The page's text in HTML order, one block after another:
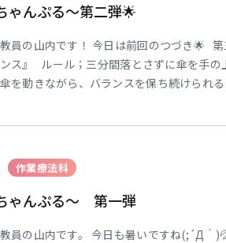
んぷる～第二弾🌟
員の山内です！ 今日は前回のつづき🌟
ス』 ルール；三分間落とさずに傘を手の
を動きながら、バランスを保ち続けられ
作業療法科
ゃんぷる～ 第一弾
員の山内です。 今日も暑いですね(;´Д｀